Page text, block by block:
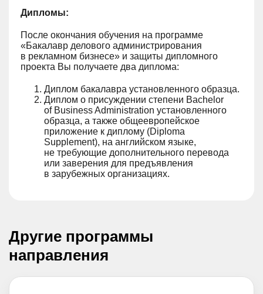
Дипломы:
После окончания обучения на программе
«Бакалавр делового администрирования
в рекламном бизнесе» и защиты дипломного
проекта Вы получаете два диплома:
Диплом бакалавра установленного образца.
Диплом о присуждении степени Bachelor
of Business Administration установленного
образца, а также общеевропейское
приложение к диплому (Diploma
Supplement), на английском языке,
не требующие дополнительного перевода
или заверения для предъявления
в зарубежных организациях.
Другие программы
направления